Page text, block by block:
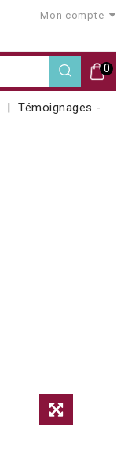
Mon compte
0
Témoignages -